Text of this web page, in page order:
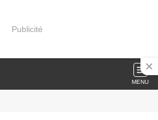
Publicité
MENU